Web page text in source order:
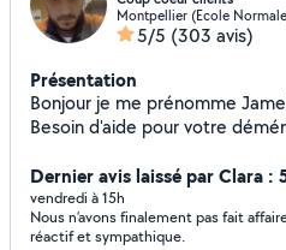
Montpellier (Ecole
5/5 (303 avis)
Présentation
Bonjour je me prénomme Jamel je suis pompier volontaire
Besoin d'aide pour votre
soigneux, je mets mon expérience à votre
vous aider efficacement que ce soit avec ascenseur ou
par escalier. Je prends soin de vos meubles et de vos
Dernier avis laissé par Clara :
vendredi à 15h
Nous n’avons finalement pas fait
réactif et sympathique.